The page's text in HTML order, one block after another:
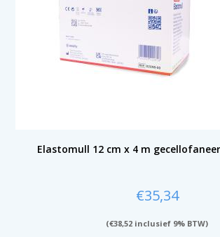
Elastomull 12 cm x 4 m
€35,34
(€38,52 inclusief 9% BTW)